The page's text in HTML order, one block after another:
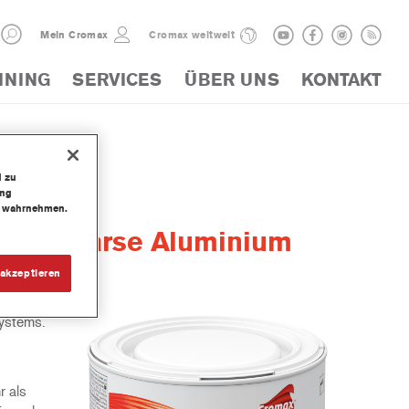
Mein Cromax Cromax weltweit
SERVICES ÜBER UNS KONTAKT
Coarse Aluminium
als
zu